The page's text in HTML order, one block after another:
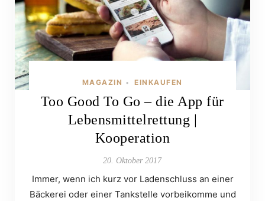
MAGAZIN • EINKAUFEN
Too Good To Go – die App für
Lebensmittelrettung |
Kooperation
20. Oktober 2017
Immer, wenn ich kurz vor Ladenschluss an einer
Bäckerei oder einer Tankstelle vorbeikomme und